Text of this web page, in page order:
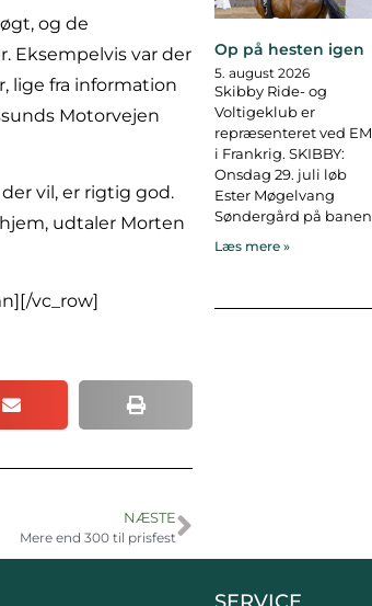
og de
Eksempelvis var der
lige fra information
Motorvejen
vil, er rigtig god.
udtaler Morten
vc_row]
NÆSTE
Mere end 300 til prisfest
Op på hesten igen
5. august 2026
Skibby Ride- og
Voltigeklub er
repræsenteret ved EM
i Frankrig. SKIBBY:
Onsdag 29. juli løb
Ester Møgelvang
Søndergård på banen
Læs mere »